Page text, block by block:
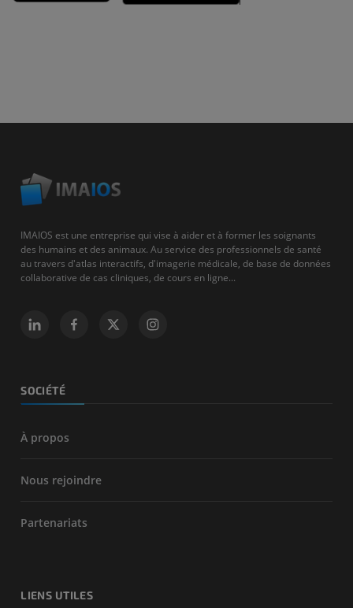
IMAIOS est une entreprise qui vise à aider et à former les soignants
des humains et des animaux. Au service des professionnels de santé
au travers d'atlas interactifs, d'imagerie médicale, de base de données
collaborative de cas cliniques, de cours en ligne...
SOCIÉTÉ
À propos
Nous rejoindre
Partenariats
LIENS UTILES